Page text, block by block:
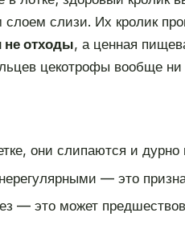
слоем слизи. Их кролик
не отходы, а ценная
цекотрофы вообще
они слипаются и дурно
— это
— это может